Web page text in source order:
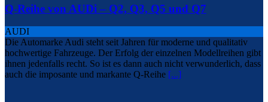
Q-Reihe von AUDi – Q2, Q3, Q5 und Q7
AUDI
Die Automarke Audi steht seit Jahren für moderne und qualitativ
hochwertige Fahrzeuge. Der Erfolg der einzelnen Modellreihen gibt
ihnen jedenfalls recht. So ist es dann auch nicht verwunderlich, dass
auch die imposante und markante Q-Reihe [...]